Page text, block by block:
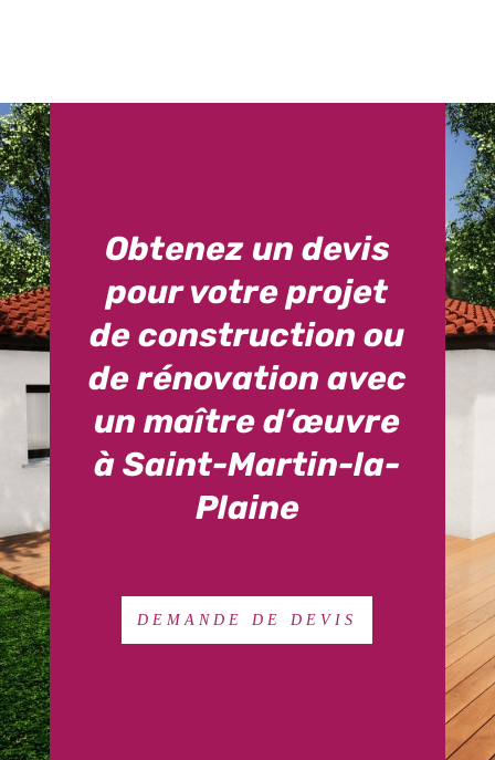
Obtenez un devis
pour votre projet
de construction ou
de rénovation avec
un maître d’œuvre
à Saint-Martin-la-
Plaine
DEMANDE DE DEVIS